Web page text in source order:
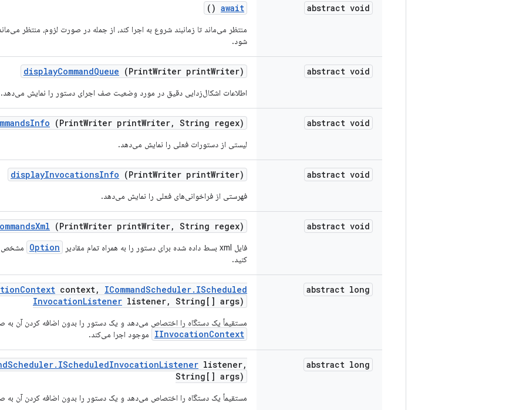
abstract void
await
()
شود.
abstract void
displayCommandQueue (PrintWriter printWriter)
اطلاعات اشکال‌زدایی دقیق در مورد وضعیت صف اجرای دستور را نمایش می‌دهد.
abstract void
Info (PrintWriter printWriter, String regex)
لیستی از دستورات فعلی را نمایش می‌دهد.
abstract void
displayInvocationsInfo (PrintWriter printWriter)
فهرستی از فراخوانی‌های فعلی را نمایش می‌دهد.
abstract void
Xml (PrintWriter printWriter, String regex)
فایل xml بسط داده شده برای دستور را به همراه تمام مقادیر Option
مشخص
کنید.
abstract long
Context context, ICommandScheduler. IScheduled
InvocationListener listener, String[] args)
مستقیماً یک دستگاه را اختصاص می‌دهد و یک دستور را بدون اضافه کردن آن به
IInvocationContext موجود اجرا می‌کند.
abstract long
Scheduler. IScheduledInvocationListener listener,
String[] args)
مستقیماً یک دستگاه را اختصاص می‌دهد و یک دستور را بدون اضافه کردن آن